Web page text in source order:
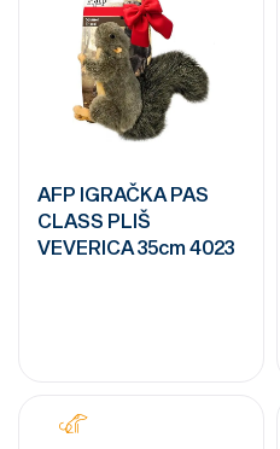
AFP IGRAČKA PAS
CLASS PLIŠ
VEVERICA 35cm 4023